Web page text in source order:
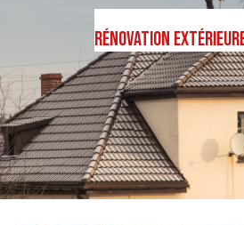
Rénovation